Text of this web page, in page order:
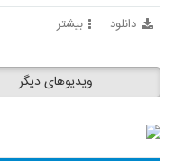
دانلود بیشتر
ویدیوهای دیگر